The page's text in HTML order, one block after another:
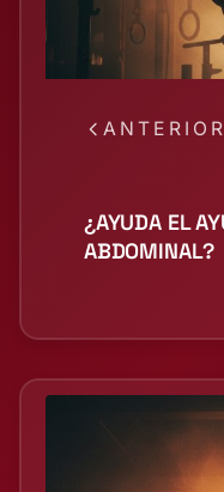
ANTERIOR
¿AYUDA EL
ABDOMINAL?